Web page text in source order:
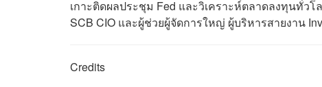
เกาะติดผลประชุม Fed และวิเคราะห์ตลาดลงทุนทั่ว
SCB CIO และผู้ช่วยผู้จัดการใหญ่ ผู้บริหารสายงาน
Credits